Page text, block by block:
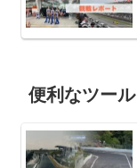
便利なツール